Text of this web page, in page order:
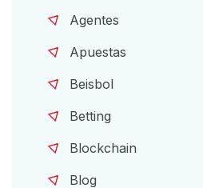
Agentes
Apuestas
Beisbol
Betting
Blockchain
Blog